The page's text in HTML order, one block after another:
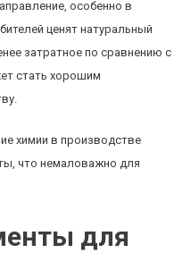
особенно в
ценят натуральный
затратное по сравнению с
стать хорошим
химии в производстве
что немаловажно для
для